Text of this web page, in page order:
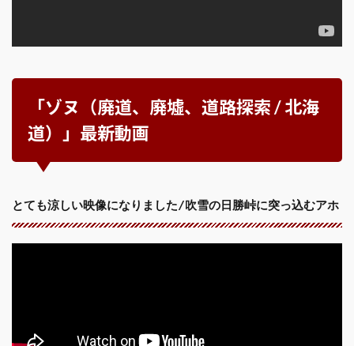
「ゾヌ（廃道、廃墟、道路探索 / 北海
道）」最新動画
とても涼しい映像になりました/吹雪の日勝峠に突っ込むアホ